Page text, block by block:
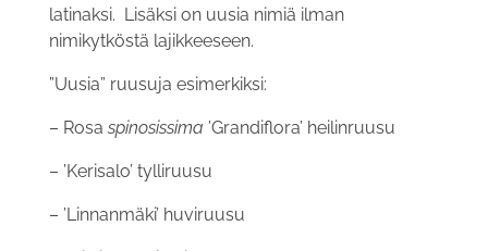
latinaksi. Lisäksi on uusia nimiä ilman
nimikytköstä lajikkeeseen.
”Uusia” ruusuja esimerkiksi:
– Rosa spinosissima ’Grandiflora’ heilinruusu
– ’Kerisalo’ tylliruusu
– ’Linnanmäki’ huviruusu